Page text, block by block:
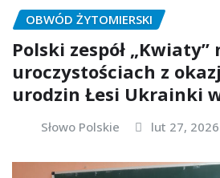
OBWÓD ŻYTOMIERSKI
Polski zespół „Kwiaty”
uroczystościach z
urodzin Łesi Ukrainki
Słowo Polskie lut 27, 2026